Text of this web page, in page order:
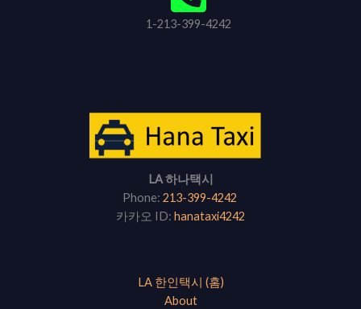
1-213-399-4242
LA 하나택시
Phone: 213-399-4242
카카오 ID: hanataxi4242
LA 한인택시 (홈)
About